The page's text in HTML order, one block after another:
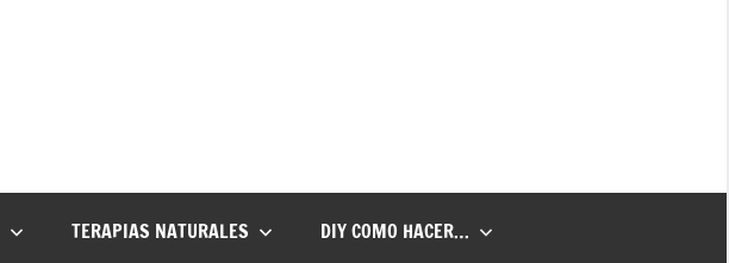
TERAPIAS NATURALES DIY COMO HACER…